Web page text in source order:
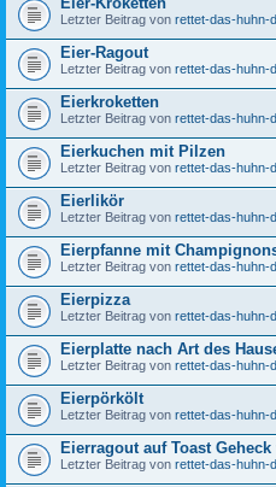
Letzter Beitrag von rettet-das-huhn-
Eier-Ragout
Letzter Beitrag von rettet-das-huhn-
Eierkroketten
Letzter Beitrag von rettet-das-huhn-
Eierkuchen mit Pilzen
Letzter Beitrag von rettet-das-huhn-
Eierlikör
Letzter Beitrag von rettet-das-huhn-
Eierpfanne mit
Letzter Beitrag von rettet-das-huhn-
Eierpizza
Letzter Beitrag von rettet-das-huhn-
Eierplatte nach Art des
Letzter Beitrag von rettet-das-huhn-
Eierpörkölt
Letzter Beitrag von rettet-das-huhn-
Eierragout auf Toast
Letzter Beitrag von rettet-das-huhn-